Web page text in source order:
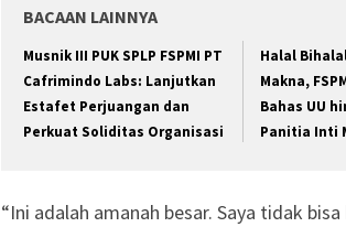
BACAAN LAINNYA
Musnik III PUK SPLP FSPMI PT
Cafrimindo Labs: Lanjutkan
Estafet Perjuangan dan
Perkuat Soliditas Organisasi
Halal
Makna,
Bahas UU
Panitia Inti
“Ini adalah amanah besar. Saya tidak